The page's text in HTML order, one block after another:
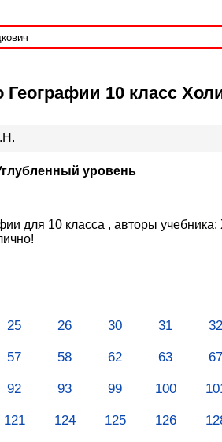
Географии 10 класс
уровень
для 10 класса , авторы
25 26 30 31 32
57 58 62 63 67
92 93 99 100
121 124 125 126